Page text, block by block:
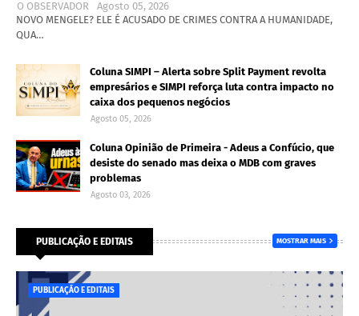
O OBSERVADOR
Agosto 05, 2026
NOVO MENGELE? ELE É ACUSADO DE CRIMES CONTRA A HUMANIDADE,
QUA…
Coluna SIMPI – Alerta sobre Split Payment revolta
empresários e SIMPI reforça luta contra impacto no
caixa dos pequenos negócios
Agosto 05, 2026
Coluna Opinião de Primeira - Adeus a Confúcio, que
desiste do senado mas deixa o MDB com graves
problemas
Agosto 03, 2026
PUBLICAÇÃO E EDITAIS MOSTRAR MAIS
PUBLICAÇÃO E EDITAIS